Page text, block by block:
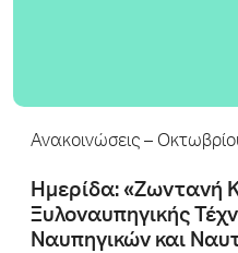
Ανακοινώσεις –
Hμερίδα: «Ζωντανή
Ξυλοναυπηγικής
Ναυπηγικών και